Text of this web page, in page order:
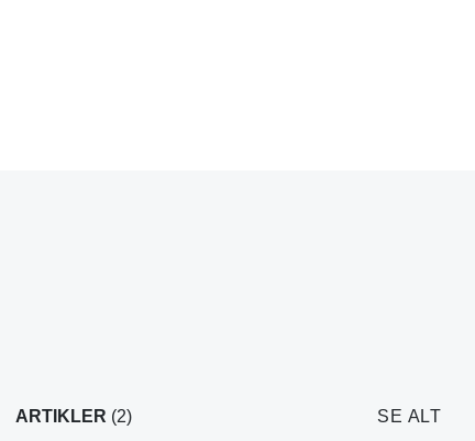
ARTIKLER (2) SE ALT